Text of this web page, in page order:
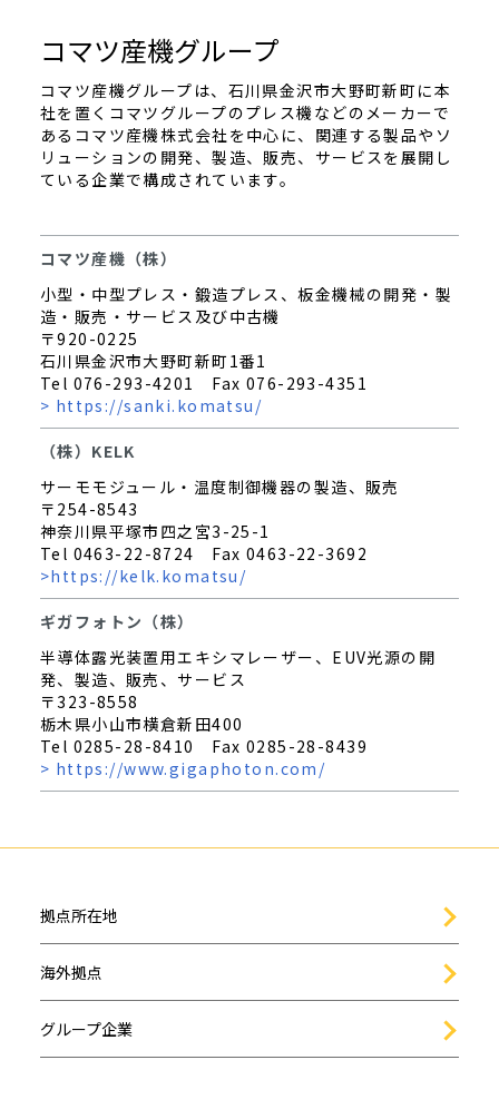
コマツ産機グループ
コマツ産機グループは、石川県金沢市大野町新町に本
社を置くコマツグループのプレス機などのメーカーで
あるコマツ産機株式会社を中心に、関連する製品やソ
リューションの開発、製造、販売、サービスを展開し
ている企業で構成されています。
コマツ産機（株）
小型・中型プレス・鍛造プレス、板金機械の開発・製
造・販売・サービス及び中古機
〒920-0225
石川県金沢市大野町新町1番1
Tel 076-293-4201 Fax 076-293-4351
> https://sanki.komatsu/
（株）KELK
サーモモジュール・温度制御機器の製造、販売
〒254-8543
神奈川県平塚市四之宮3-25-1
Tel 0463-22-8724 Fax 0463-22-3692
>https://kelk.komatsu/
ギガフォトン（株）
半導体露光装置用エキシマレーザー、EUV光源の開
発、製造、販売、サービス
〒323-8558
栃木県小山市横倉新田400
Tel 0285-28-8410 Fax 0285-28-8439
> https://www.gigaphoton.com/
拠点所在地
海外拠点
グループ企業